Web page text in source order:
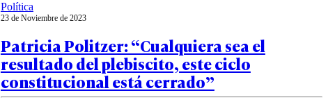
Política
23 de Noviembre de 2023
Patricia Politzer: “Cualquiera sea el
resultado del plebiscito, este ciclo
constitucional está cerrado”